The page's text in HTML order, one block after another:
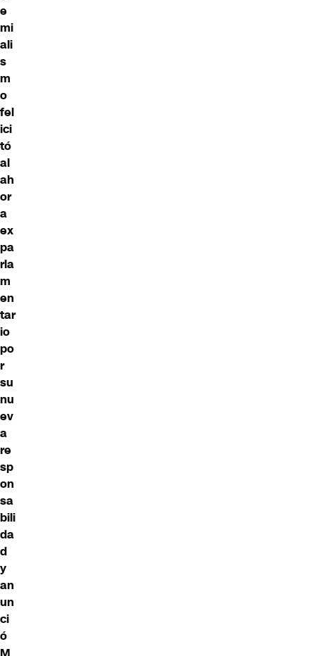
e
mi
ali
s
m
o
fel
ici
tó
al
ah
or
a
ex
pa
rla
m
en
tar
io
po
r
su
nu
ev
a
re
sp
on
sa
bili
da
d
y
an
un
ci
ó
M